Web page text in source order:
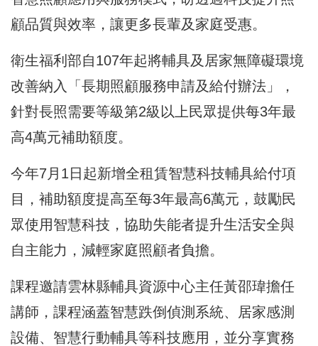
顧品質與效率，讓更多長輩及家庭受惠。
衛生福利部自107年起將輔具及居家無障礙環境
改善納入「長期照顧服務申請及給付辦法」，
針對長照需要等級第2級以上民眾提供每3年最
高4萬元補助額度。
今年7月1日起新增全租賃智慧科技輔具給付項
目，補助額度提高至每3年最高6萬元，鼓勵民
眾使用智慧科技，協助失能者提升生活安全與
自主能力，減輕家庭照顧者負擔。
課程邀請雲林縣輔具資源中心主任黃邵瑋擔任
講師，課程涵蓋智慧跌倒偵測系統、居家感測
設備、智慧行動輔具等科技應用，並分享實務